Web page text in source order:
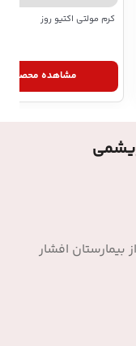
کرم مولتی اکتیو روز
مشاهده محصول
بیمارستان افشار